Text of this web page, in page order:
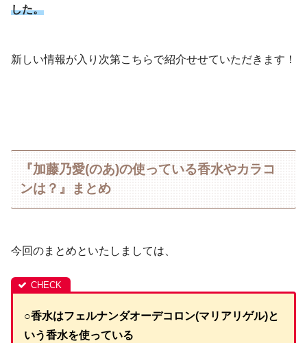
した。
新しい情報が入り次第こちらで紹介せせていただきます！
『加藤乃愛(のあ)の使っている香水やカラコ
ンは？』まとめ
今回のまとめといたしましては、
○香水はフェルナンダオーデコロン(マリアリゲル)と
いう香水を使っている